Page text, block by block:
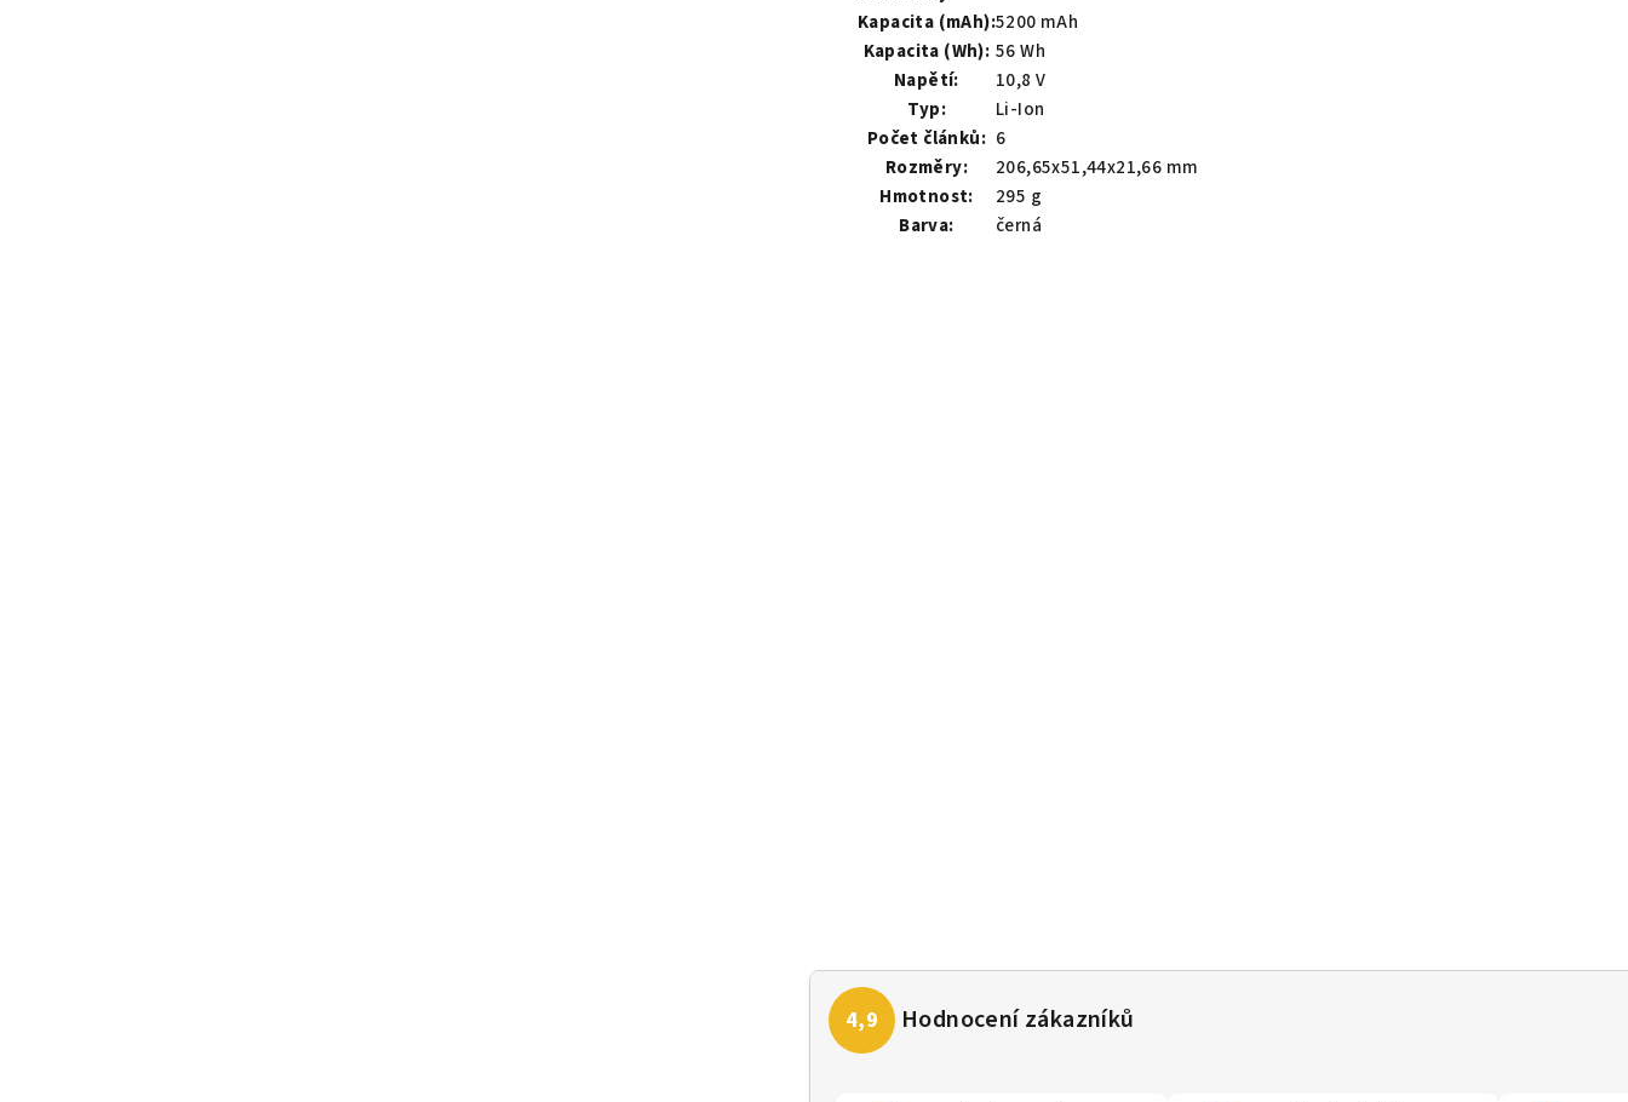
Kapacita (mAh):5200 mAh
Kapacita (Wh): 56 Wh
Napětí:
10,8 V
Typ:
Li-Ion
Počet článků: 6
Rozměry:
206,65x51,44x21,66 mm
Hmotnost:
295 g
Barva:
černá